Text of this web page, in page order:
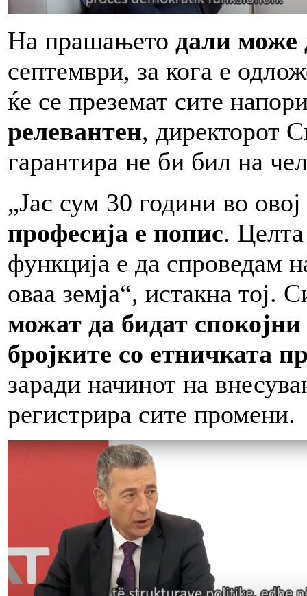
На прашањето дали може
септември, за кога е
ќе се преземат сите
релевантен, директорот
гарантира не би бил на
„Јас сум 30 години во
професија е попис.
функција е да спроведам
оваа земја“, истакна тој.
можат да бидат
бројките со етничката
заради начинот на
регистрира сите промени.